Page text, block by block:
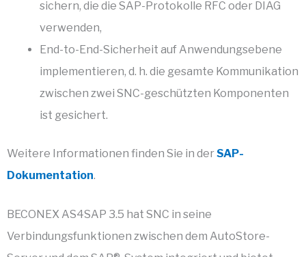
sichern, die die SAP-Protokolle RFC oder DIAG
verwenden,
End-to-End-Sicherheit auf Anwendungsebene
implementieren, d. h. die gesamte Kommunikation
zwischen zwei SNC-geschützten Komponenten
ist gesichert.
Weitere Informationen finden Sie in derSAP-
Dokumentation.
BECONEX AS4SAP 3.5 hat SNC in seine
Verbindungsfunktionen zwischen dem AutoStore-